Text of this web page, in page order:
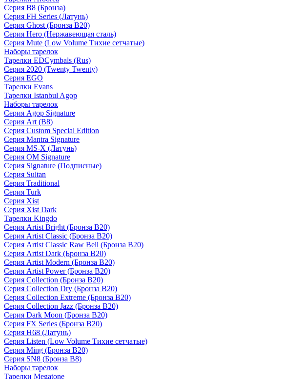
Серия B8 (Бронза)
Серия FH Series (Латунь)
Серия Ghost (Бронза B20)
Серия Hero (Нержавеющая сталь)
Серия Mute (Low Volume Тихие сетчатые)
Наборы тарелок
Тарелки EDCymbals (Rus)
Серия 2020 (Twenty Twenty)
Серия EGO
Тарелки Evans
Тарелки Istanbul Agop
Наборы тарелок
Серия Agop Signature
Серия Art (B8)
Серия Custom Special Edition
Серия Mantra Signature
Серия MS-X (Латунь)
Серия OM Signature
Серия Signature (Подписные)
Серия Sultan
Серия Traditional
Серия Turk
Серия Xist
Серия Xist Dark
Тарелки Kingdo
Серия Artist Bright (Бронза B20)
Серия Artist Classic (Бронза B20)
Серия Artist Classic Raw Bell (Бронза B20)
Серия Artist Dark (Бронза B20)
Серия Artist Modern (Бронза B20)
Серия Artist Power (Бронза B20)
Серия Collection (Бронза B20)
Серия Collection Dry (Бронза B20)
Серия Collection Extreme (Бронза B20)
Серия Collection Jazz (Бронза B20)
Серия Dark Moon (Бронза B20)
Серия FX Series (Бронза B20)
Серия H68 (Латунь)
Серия Listen (Low Volume Тихие сетчатые)
Серия Ming (Бронза B20)
Серия SN8 (Бронза B8)
Наборы тарелок
Тарелки Megatone